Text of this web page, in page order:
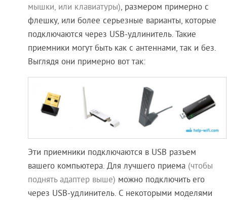
мышки, или клавиатуры), размером примерно с
флешку, или более серьезные варианты, которые
подключаются через USB-удлинитель. Такие
приемники могут быть как с антеннами, так и без.
Выглядя они примерно вот так:
Эти приемники подключаются в USB разъем
вашего компьютера. Для лучшего приема (чтобы
поднять адаптер выше) можно подключить его
через USB-удлинитель. С некоторыми моделями